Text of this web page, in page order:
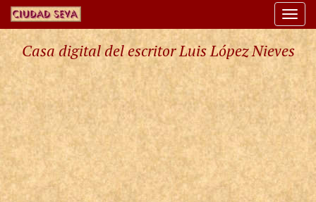
Casa digital del escritor Luis López Nieves